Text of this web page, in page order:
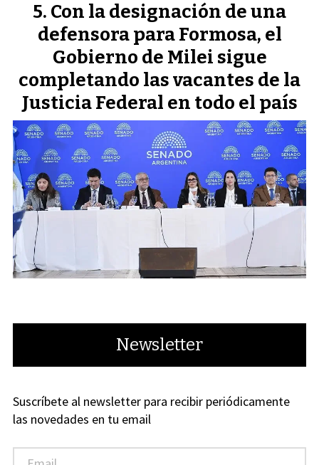
Con la designación de una
defensora para Formosa, el
Gobierno de Milei sigue
completando las vacantes de la
Justicia Federal en todo el país
Newsletter
Suscríbete al newsletter para recibir periódicamente
las novedades en tu email